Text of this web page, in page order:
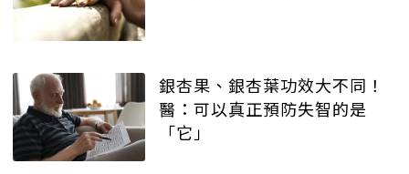
銀杏果、銀杏葉功效大不同！
醫：可以真正預防失智的是
「它」